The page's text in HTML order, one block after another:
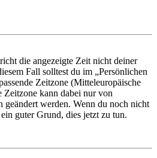
die angezeigte Zeit nicht deiner
Fall solltest du im „Persönlichen
Zeitzone (Mitteleuropäische
Zeitzone kann dabei nur von
geändert werden. Wenn du noch nicht
guter Grund, dies jetzt zu tun.